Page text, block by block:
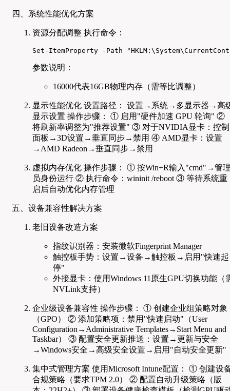
四、系统性能优化方案
资源分配调整 执行命令：
Set-ItemProperty -Path
参数说明：
16000代表16GB物理内存（需等比调整）
显示性能优化 设置路径： 设置→系统→多显示器→高
显示设置 操作步骤： ① 启用"硬件加速 GPU 轮询" ②
将刷新率调整为"推荐设置" ③ 对于NVIDIA显卡：控制
面板→3D设置→垂直同步→禁用 ④ AMD显卡：设置
→AMD Radeon→垂直同步→禁用
虚拟内存优化 操作步骤： ① 按Win+R输入"cmd"→管
员身份运行 ② 执行命令：wininit /reboot ③ 等待系统重
启后自动优化内存管理
五、设备兼容性解决方案
老旧设备改造方案
指纹识别器：安装微软Fingerprint Manager
触控板手势：设置→设备→触控板→启用"快速起
停"
外接显卡：使用Windows 11原生GPU切换功能（
NVLink支持）
企业级设备兼容性 操作步骤： ① 创建企业组策略对象
（GPO） ② 添加策略项：禁用"快速启动"（User
Configuration→Administrative Templates→Start Menu and
Taskbar） ③ 配置安全更新推送：设置→更新与安全
→Windows安全→高级安全设置→启用"自动安全更新"
集中式管理方案 使用Microsoft Intune配置： ① 创建设
合规策略（要求TPM 2.0） ② 配置自动升级策略（版